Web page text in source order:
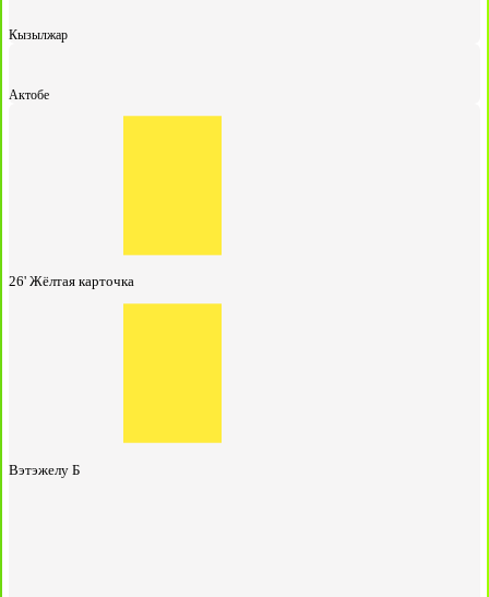
Кызылжар
Актобе
26' Жёлтая карточка
Вэтэжелу Б